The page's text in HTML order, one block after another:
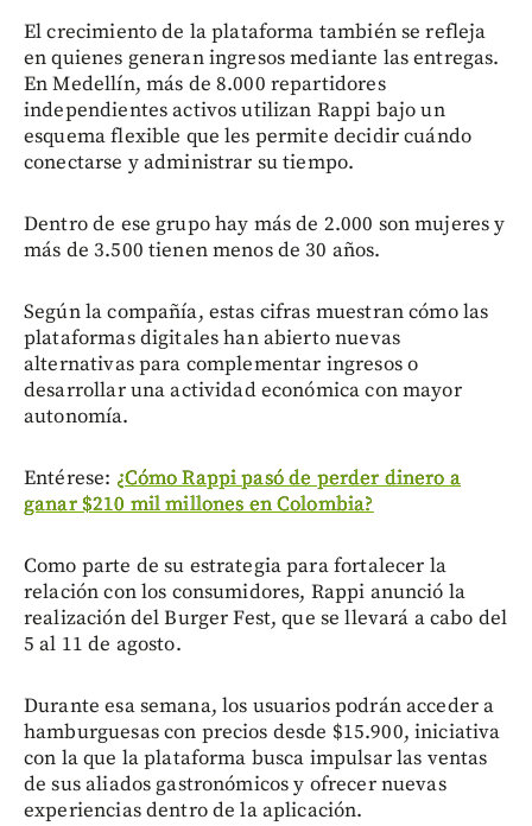
El crecimiento de la plataforma también se refleja
en quienes generan ingresos mediante las entregas.
En Medellín, más de 8.000 repartidores
independientes activos utilizan Rappi bajo un
esquema flexible que les permite decidir cuándo
conectarse y administrar su tiempo.
Dentro de ese grupo hay más de 2.000 son mujeres y
más de 3.500 tienen menos de 30 años.
Según la compañía, estas cifras muestran cómo las
plataformas digitales han abierto nuevas
alternativas para complementar ingresos o
desarrollar una actividad económica con mayor
autonomía.
Entérese: ¿Cómo Rappi pasó de perder dinero a
ganar $210 mil millones en Colombia?
Como parte de su estrategia para fortalecer la
relación con los consumidores, Rappi anunció la
realización del Burger Fest, que se llevará a cabo del
5 al 11 de agosto.
Durante esa semana, los usuarios podrán acceder a
hamburguesas con precios desde $15.900, iniciativa
con la que la plataforma busca impulsar las ventas
de sus aliados gastronómicos y ofrecer nuevas
experiencias dentro de la aplicación.